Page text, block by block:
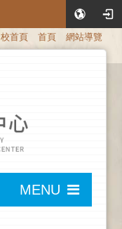
校首頁 首頁 網站導覽
MENU